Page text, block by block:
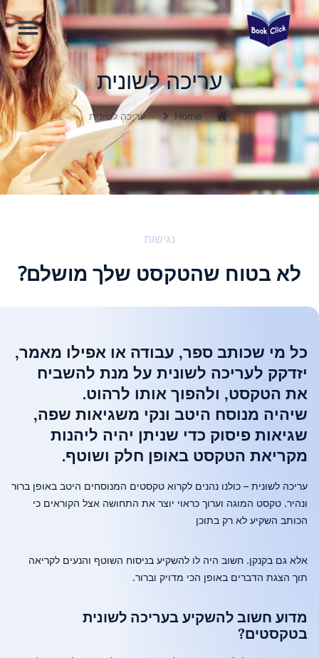
עריכה לשונית
Home עריכה לשונית
נגישות
לא בטוח שהטקסט שלך מושלם?
כל מי שכותב ספר, עבודה או אפילו מאמר,
יזדקק לעריכה לשונית על מנת להשביח
את הטקסט, ולהפוך אותו לרהוט.
שיהיה מנוסח היטב ונקי משגיאות שפה,
שגיאות פיסוק כדי שניתן יהיה ליהנות
מקריאת הטקסט באופן חלק ושוטף.
עריכה לשונית – כולנו נהנים לקרוא טקסטים המנוסחים היטב באופן ברור
ונהיר. טקסט המוגה וערוך כראוי יוצר את התחושה אצל הקוראים כי
הכותב השקיע לא רק בתוכן
אלא גם בקנקן. חשוב היה לו להשקיע בניסוח השוטף והנעים לקריאה
תוך הצגת הדברים באופן הכי מדויק וברור.
מדוע חשוב להשקיע בעריכה לשונית
בטקסטים?